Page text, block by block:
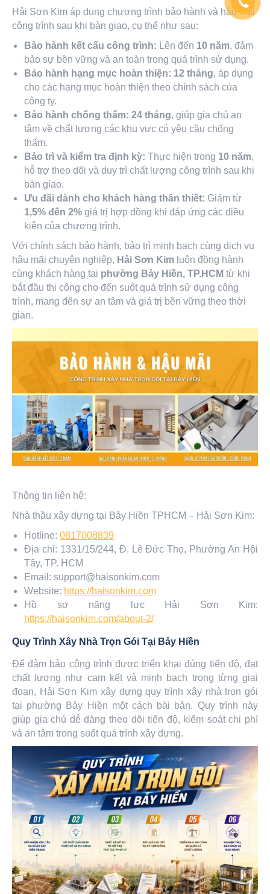
Hải Sơn Kim áp dụng chương trình bảo hành và hậu mãi
công trình sau khi bàn giao, cụ thể như sau:
Bảo hành kết cấu công trình: Lên đến 10 năm, đảm
bảo sự bền vững và an toàn trong quá trình sử dụng.
Bảo hành hạng mục hoàn thiện: 12 tháng, áp dụng
cho các hạng mục hoàn thiện theo chính sách của
công ty.
Bảo hành chống thấm: 24 tháng, giúp gia chủ an
tâm về chất lượng các khu vực có yêu cầu chống
thấm.
Bảo trì và kiểm tra định kỳ: Thực hiện trong 10 năm,
hỗ trợ theo dõi và duy trì chất lượng công trình sau khi
bàn giao.
Ưu đãi dành cho khách hàng thân thiết: Giảm từ
1,5% đến 2% giá trị hợp đồng khi đáp ứng các điều
kiện của chương trình.
Với chính sách bảo hành, bảo trì minh bạch cùng dịch vụ
hậu mãi chuyên nghiệp, Hải Sơn Kim luôn đồng hành
cùng khách hàng tại phường Bảy Hiền, TP.HCM từ khi
bắt đầu thi công cho đến suốt quá trình sử dụng công
trình, mang đến sự an tâm và giá trị bền vững theo thời
gian.
Thông tin liên hệ:
Nhà thầu xây dựng tại Bảy Hiền TPHCM – Hải Sơn Kim:
Hotline: 0817008839
Địa chỉ: 1331/15/244, Đ. Lê Đức Thọ, Phường An Hội
Tây, TP. HCM
Email: support@haisonkim.com
Website: https://haisonkim.com
Hồ sơ năng lực Hải Sơn Kim:
https://haisonkim.com/about-2/
Quy Trình Xây Nhà Trọn Gói Tại Bảy Hiền
Để đảm bảo công trình được triển khai đúng tiến độ, đạt
chất lượng như cam kết và minh bạch trong từng giai
đoạn, Hải Sơn Kim xây dựng quy trình xây nhà trọn gói
tại phường Bảy Hiền một cách bài bản. Quy trình này
giúp gia chủ dễ dàng theo dõi tiến độ, kiểm soát chi phí
và an tâm trong suốt quá trình xây dựng.